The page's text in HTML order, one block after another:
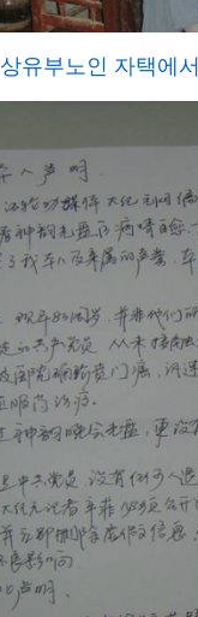
상유부노인 자택에서